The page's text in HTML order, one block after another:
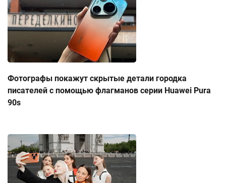
Фотографы покажут скрытые детали городка
писателей с помощью флагманов серии Huawei Pura
90s